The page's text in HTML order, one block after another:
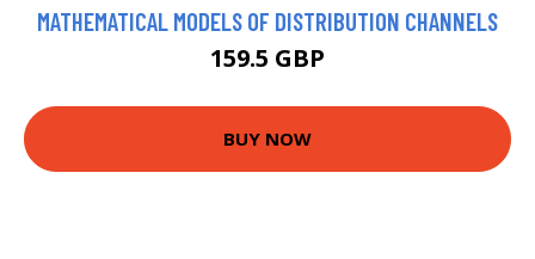
MATHEMATICAL MODELS OF DISTRIBUTION CHANNELS
159.5 GBP
BUY NOW